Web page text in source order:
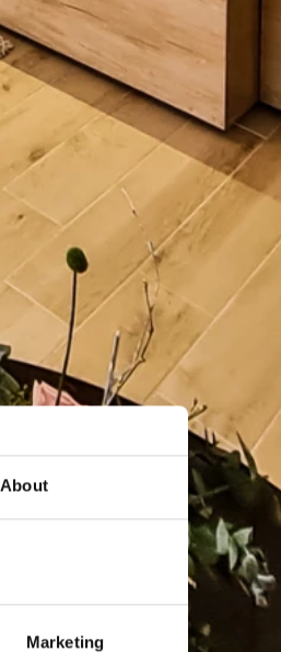
About
Marketing